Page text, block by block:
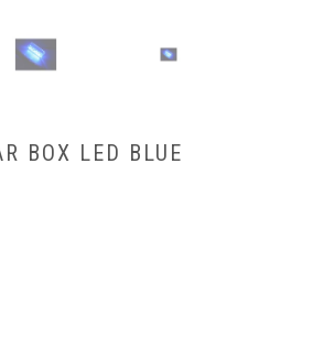
BOX LED BLUE